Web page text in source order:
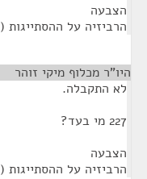
הצבעה
הרביזיה על ההסתייגות (213) לא התקבלה.
היו"ר מכלוף מיקי זוהר
לא התקבלה.
227 מי בעד?
הצבעה
הרביזיה על ההסתייגות (227) לא התקבלה.